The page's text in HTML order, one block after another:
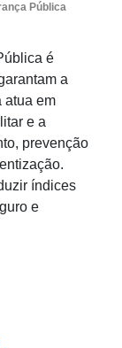
Pública
é
a
atua em
e a
prevenção
índices
e